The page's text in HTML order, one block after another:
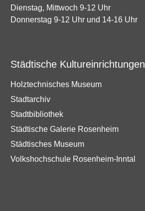
Dienstag, Mittwoch 9-12 Uhr
Donnerstag 9-12 Uhr und 14-16 Uhr
Städtische Kultureinrichtungen
Holztechnisches Museum
Stadtarchiv
Stadtbibliothek
Städtische Galerie Rosenheim
Städtisches Museum
Volkshochschule Rosenheim-Inntal